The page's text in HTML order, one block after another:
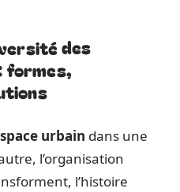
des
formes,
urbain dans une
l’organisation
l’histoire